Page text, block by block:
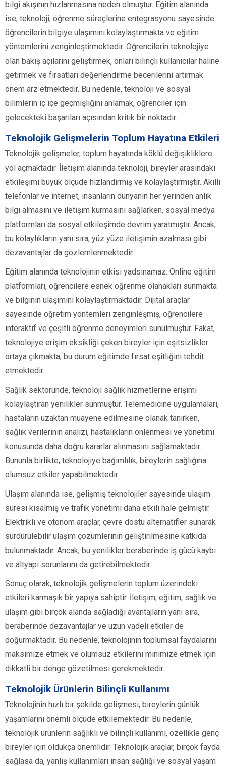
bilgi akışının hızlanmasına neden olmuştur. Eğitim alanında
ise, teknoloji, öğrenme süreçlerine entegrasyonu sayesinde
öğrencilerin bilgiye ulaşımını kolaylaştırmakta ve eğitim
yöntemlerini zenginleştirmektedir. Öğrencilerin teknolojiye
olan bakış açılarını geliştirmek, onları bilinçli kullanıcılar haline
getirmek ve fırsatları değerlendirme becerilerini artırmak
önem arz etmektedir. Bu nedenle, teknoloji ve sosyal
bilimlerin iç içe geçmişliğini anlamak, öğrenciler için
gelecekteki başarıları açısından kritik bir noktadır.
Teknolojik Gelişmelerin Toplum Hayatına Etkileri
Teknolojik gelişmeler, toplum hayatında köklü değişikliklere
yol açmaktadır. İletişim alanında teknoloji, bireyler arasındaki
etkileşimi büyük ölçüde hızlandırmış ve kolaylaştırmıştır. Akıllı
telefonlar ve internet, insanların dünyanın her yerinden anlık
bilgi almasını ve iletişim kurmasını sağlarken, sosyal medya
platformları da sosyal etkileşimde devrim yaratmıştır. Ancak,
bu kolaylıkların yanı sıra, yüz yüze iletişimin azalması gibi
dezavantajlar da gözlemlenmektedir.
Eğitim alanında teknolojinin etkisi yadsınamaz. Online eğitim
platformları, öğrencilere esnek öğrenme olanakları sunmakta
ve bilginin ulaşımını kolaylaştırmaktadır. Dijital araçlar
sayesinde öğretim yöntemleri zenginleşmiş, öğrencilere
interaktif ve çeşitli öğrenme deneyimleri sunulmuştur. Fakat,
teknolojiye erişim eksikliği çeken bireyler için eşitsizlikler
ortaya çıkmakta, bu durum eğitimde fırsat eşitliğini tehdit
etmektedir.
Sağlık sektöründe, teknoloji sağlık hizmetlerine erişimi
kolaylaştıran yenilikler sunmuştur. Telemedicine uygulamaları,
hastaların uzaktan muayene edilmesine olanak tanırken,
sağlık verilerinin analizi, hastalıkların önlenmesi ve yönetimi
konusunda daha doğru kararlar alınmasını sağlamaktadır.
Bununla birlikte, teknolojiye bağımlılık, bireylerin sağlığına
olumsuz etkiler yapabilmektedir.
Ulaşım alanında ise, gelişmiş teknolojiler sayesinde ulaşım
süresi kısalmış ve trafik yönetimi daha etkili hale gelmiştir.
Elektrikli ve otonom araçlar, çevre dostu alternatifler sunarak
sürdürülebilir ulaşım çözümlerinin geliştirilmesine katkıda
bulunmaktadır. Ancak, bu yenilikler beraberinde iş gücü kaybı
ve altyapı sorunlarını da getirebilmektedir.
Sonuç olarak, teknolojik gelişmelerin toplum üzerindeki
etkileri karmaşık bir yapıya sahiptir. İletişim, eğitim, sağlık ve
ulaşım gibi birçok alanda sağladığı avantajların yanı sıra,
beraberinde dezavantajlar ve uzun vadeli etkiler de
doğurmaktadır. Bu nedenle, teknolojinin toplumsal faydalarını
maksimize etmek ve olumsuz etkilerini minimize etmek için
dikkatli bir denge gözetilmesi gerekmektedir.
Teknolojik Ürünlerin Bilinçli Kullanımı
Teknolojinin hızlı bir şekilde gelişmesi, bireylerin günlük
yaşamlarını önemli ölçüde etkilemektedir. Bu nedenle,
teknolojik ürünlerin sağlıklı ve bilinçli kullanımı, özellikle genç
bireyler için oldukça önemlidir. Teknolojik araçlar, birçok fayda
sağlasa da, yanlış kullanımları insan sağlığı ve sosyal yaşam